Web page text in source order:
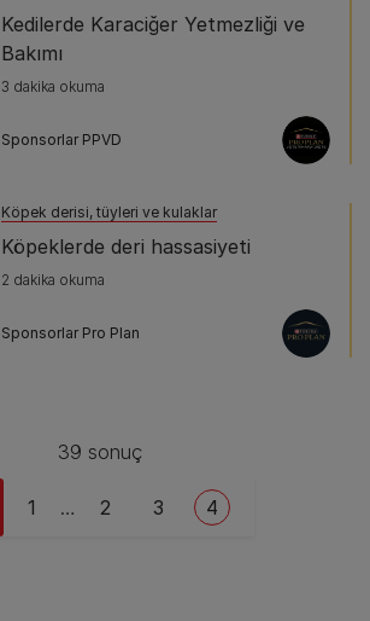
Kedilerde Karaciğer Yetmezliği ve
Bakımı
3 dakika okuma
Sponsorlar PPVD
Köpek derisi, tüyleri ve kulaklar
Köpeklerde deri hassasiyeti
2 dakika okuma
Sponsorlar Pro Plan
39 sonuç
First page
1 … Sayfa
2 Sayfa
3 Current page
4